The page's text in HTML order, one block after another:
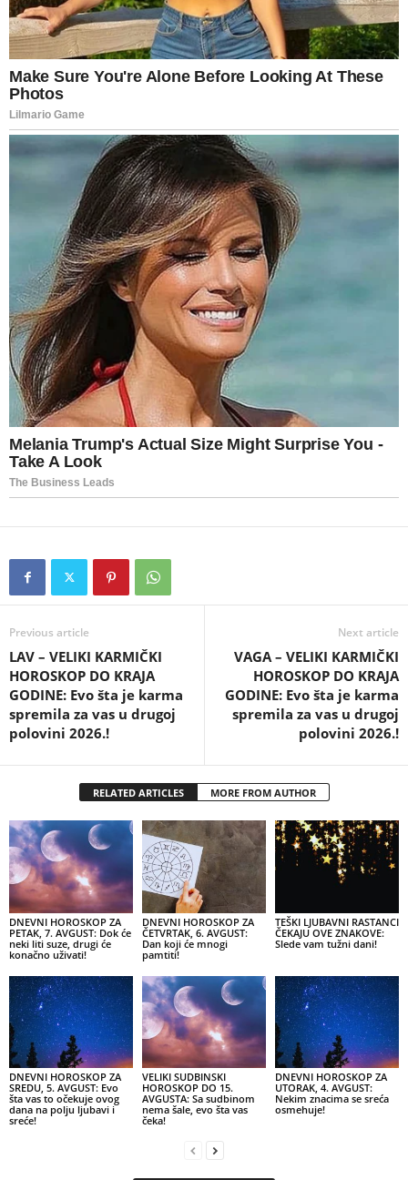
Previous article
LAV – VELIKI KARMIČKI
HOROSKOP DO KRAJA
GODINE: Evo šta je karma
spremila za vas u drugoj
polovini 2026.!
Next article
VAGA – VELIKI KARMIČKI
HOROSKOP DO KRAJA
GODINE: Evo šta je karma
spremila za vas u drugoj
polovini 2026.!
RELATED ARTICLES MORE FROM AUTHOR
DNEVNI HOROSKOP ZA
PETAK, 7. AVGUST: Dok će
neki liti suze, drugi će
konačno uživati!
DNEVNI HOROSKOP ZA
ČETVRTAK, 6. AVGUST:
Dan koji će mnogi
pamtiti!
TEŠKI LJUBAVNI RASTANCI
ČEKAJU OVE ZNAKOVE:
Slede vam tužni dani!
DNEVNI HOROSKOP ZA
SREDU, 5. AVGUST: Evo
šta vas to očekuje ovog
dana na polju ljubavi i
sreće!
VELIKI SUDBINSKI
HOROSKOP DO 15.
AVGUSTA: Sa sudbinom
nema šale, evo šta vas
čeka!
DNEVNI HOROSKOP ZA
UTORAK, 4. AVGUST:
Nekim znacima se sreća
osmehuje!